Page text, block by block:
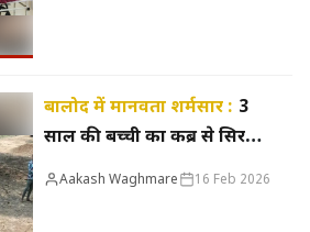
बालोद में मानवता शर्मसार : 3
साल की बच्ची का कब्र से सिर
गायब, तंत्र-मंत्र की आशंका,
Aakash Waghmare 16 Feb 2026